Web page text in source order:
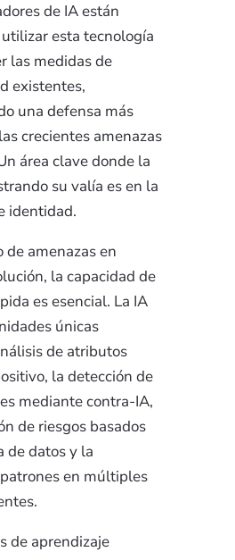
de IA están
esta tecnología
las medidas de
existentes,
una defensa más
crecientes amenazas
área clave donde la
su valía es en la
identidad.
de amenazas en
la capacidad de
es esencial. La IA
únicas
de atributos
la detección de
mediante contra-IA,
de riesgos basados
de datos y la
en múltiples
de aprendizaje